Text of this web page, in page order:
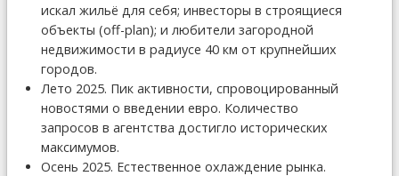
искал жильё для себя; инвесторы в строящиеся
объекты (off-plan); и любители загородной
недвижимости в радиусе 40 км от крупнейших
городов.
Лето 2025. Пик активности, спровоцированный
новостями о введении евро. Количество
запросов в агентства достигло исторических
максимумов.
Осень 2025. Естественное охлаждение рынка.